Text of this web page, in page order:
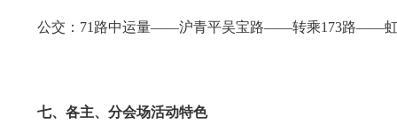
公交： 71 路中运量——沪青平吴宝路——转乘173路——虹
七、各主、分会场活动特色